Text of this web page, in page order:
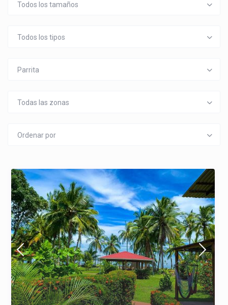
Todos los tamaños
Todos los tipos
Parrita
Todas las zonas
Ordenar por